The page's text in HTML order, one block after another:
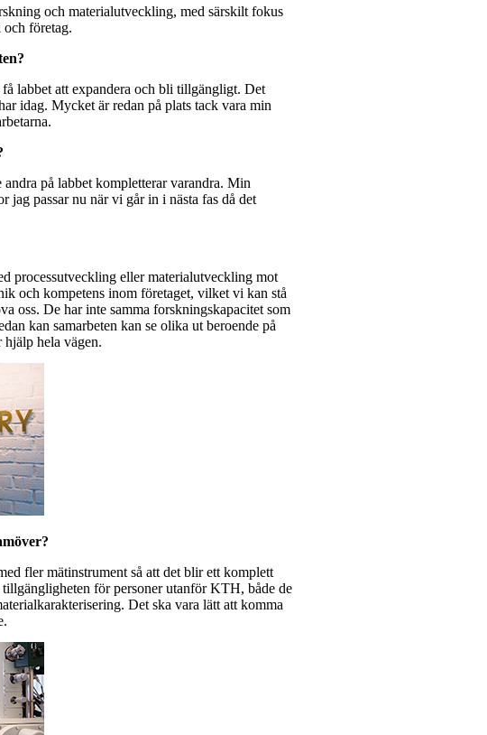
och materialutveckling, med särskilt fokus
och företag.
labbet att expandera och bli tillgängligt. Det
idag. Mycket är redan på plats tack vara min
på labbet kompletterar varandra. Min
jag passar nu när vi går in i nästa fas då det
processutveckling eller materialutveckling mot
och kompetens inom företaget, vilket vi kan stå
oss. De har inte samma forskningskapacitet som
kan samarbeten kan se olika ut beroende på
hjälp hela vägen.
fler mätinstrument så att det blir ett komplett
för personer utanför KTH, både de
Det ska vara lätt att komma